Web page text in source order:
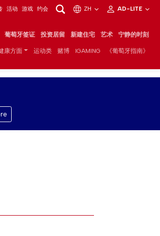
活动 游戏 约会 ZH AD-LITE
葡萄牙签证 投资居留 新建住宅 艺术 宁静的时刻
康方面 运动类 赌博 IGAMING 《葡萄牙指南》